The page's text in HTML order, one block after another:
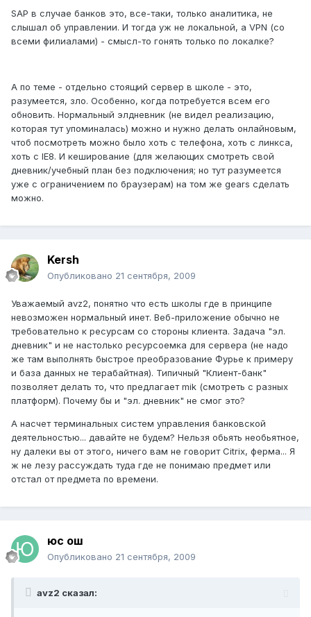
SAP в случае банков это, все-таки, только аналитика, не
слышал об управлении. И тогда уж не локальной, а VPN (со
всеми филиалами) - смысл-то гонять только по локалке?
А по теме - отдельно стоящий сервер в школе - это,
разумеется, зло. Особенно, когда потребуется всем его
обновить. Нормальный элдневник (не видел реализацию,
которая тут упоминалась) можно и нужно делать онлайновым,
чтоб посмотреть можно было хоть с телефона, хоть с линкса,
хоть с IE8. И кеширование (для желающих смотреть свой
дневник/учебный план без подключения; но тут разумеется
уже с ограничением по браузерам) на том же gears сделать
можно.
Kersh
Опубликовано 21 сентября, 2009
Уважаемый avz2, понятно что есть школы где в принципе
невозможен нормальный инет. Веб-приложение обычно не
требовательно к ресурсам со стороны клиента. Задача "эл.
дневник" и не настолько ресурсоемка для сервера (не надо
же там выполнять быстрое преобразование Фурье к примеру
и база данных не терабайтная). Типичный "Клиент-банк"
позволяет делать то, что предлагает mik (смотреть с разных
платформ). Почему бы и "эл. дневник" не смог это?
А насчет терминальных систем управления банковской
деятельностью... давайте не будем? Нельзя обьять необьятное,
ну далеки вы от этого, ничего вам не говорит Citrix, ферма... Я
ж не лезу рассуждать туда где не понимаю предмет или
отстал от предмета по времени.
юс ош
Опубликовано 21 сентября, 2009
avz2 сказал: